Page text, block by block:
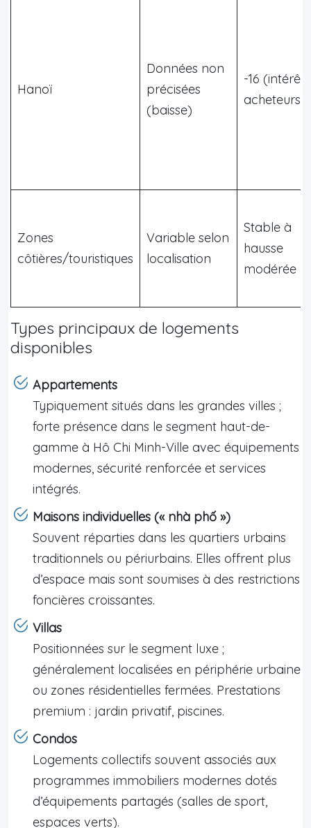
Hanoï
Données non
précisées
(baisse)
-16 (intérêt
acheteurs)
Zones
côtières/touristiques
Variable selon
localisation
Stable à
hausse
modérée
Types principaux de logements
disponibles
Appartements
Typiquement situés dans les grandes villes ;
forte présence dans le segment haut-de-
gamme à Hô Chi Minh-Ville avec équipements
modernes, sécurité renforcée et services
intégrés.
Maisons individuelles (« nhà phố »)
Souvent réparties dans les quartiers urbains
traditionnels ou périurbains. Elles offrent plus
d’espace mais sont soumises à des restrictions
foncières croissantes.
Villas
Positionnées sur le segment luxe ;
généralement localisées en périphérie urbaine
ou zones résidentielles fermées. Prestations
premium : jardin privatif, piscines.
Condos
Logements collectifs souvent associés aux
programmes immobiliers modernes dotés
d’équipements partagés (salles de sport,
espaces verts).